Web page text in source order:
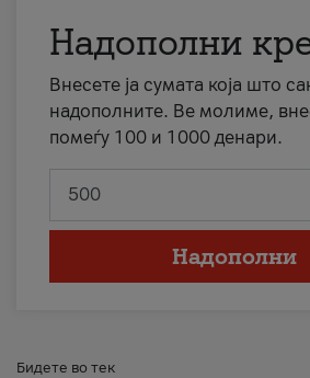
Надополни
Внесете ја сумата која што
надополните. Ве молиме,
помеѓу 100 и 1000 денари.
Надополни
Бидете во тек